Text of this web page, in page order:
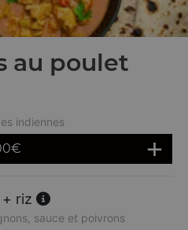
au poulet
indiennes
€
riz
sauce et poivrons